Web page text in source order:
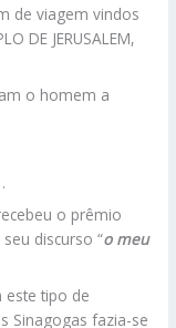
de viagem vindos
DE JERUSALEM,
o homem a
o prêmio
discurso “o meu
este tipo de
Sinagogas fazia-se